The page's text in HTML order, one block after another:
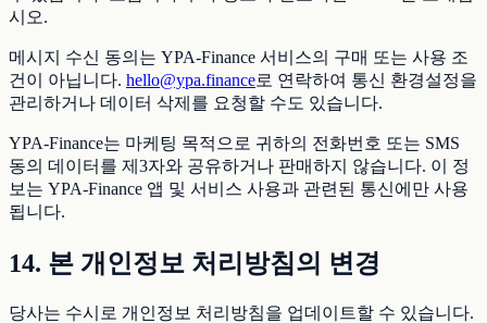
시오.
메시지 수신 동의는 YPA-Finance 서비스의 구매 또는 사용 조
건이 아닙니다. hello@ypa.finance로 연락하여 통신 환경설정을
관리하거나 데이터 삭제를 요청할 수도 있습니다.
YPA-Finance는 마케팅 목적으로 귀하의 전화번호 또는 SMS
동의 데이터를 제3자와 공유하거나 판매하지 않습니다. 이 정
보는 YPA-Finance 앱 및 서비스 사용과 관련된 통신에만 사용
됩니다.
14. 본 개인정보 처리방침의 변경
당사는 수시로 개인정보 처리방침을 업데이트할 수 있습니다.